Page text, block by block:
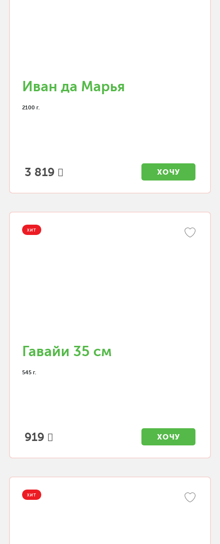
Иван да Марья
2100 г.
3 819 ХОЧУ
ХИТ
Гавайи 35 см
545 г.
919 ХОЧУ
ХИТ